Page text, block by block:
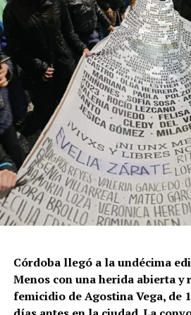
La violencia por odio hacia el
intensificó en un contexto de
políticas públicas, vaciamiento de
protección, paralización de la
materia de derechos y
fascistas que estigmatizan a la
Para María Rachid, titular del
Discriminación de la Ciudad de
integrante de la Federación
(FALGBT), el drástico aumento
Argentina no puede separarse de
que provienen del gobierno
de manera violenta y
LGBT en general y,
trans”, describe Rachid. “Y eso
violencia y discriminación en la
Córdoba llegó a la undécima
Menos con una herida abierta y
femicidio de Agostina Vega, de